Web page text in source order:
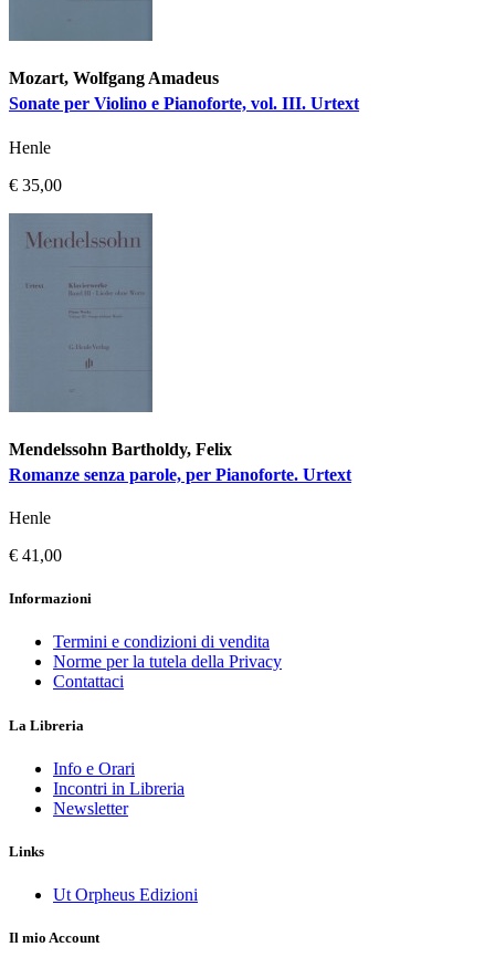
Mozart, Wolfgang Amadeus
Sonate per Violino e Pianoforte, vol. III. Urtext
Henle
€ 35,00
Mendelssohn Bartholdy, Felix
Romanze senza parole, per Pianoforte. Urtext
Henle
€ 41,00
Informazioni
Termini e condizioni di vendita
Norme per la tutela della Privacy
Contattaci
La Libreria
Info e Orari
Incontri in Libreria
Newsletter
Links
Ut Orpheus Edizioni
Il mio Account